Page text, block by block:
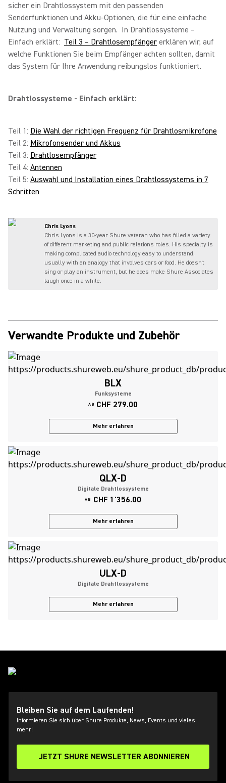
sicher ein Drahtlossystem mit den passenden
Senderfunktionen und Akku-Optionen, die für eine einfache
Nutzung und Verwaltung sorgen. In Drahtlossysteme –
Einfach erklärt: Teil 3 – Drahtlosempfänger erklären wir, auf
welche Funktionen Sie beim Empfänger achten sollten, damit
das System für Ihre Anwendung reibungslos funktioniert.
Drahtlossysteme - Einfach erklärt:
Teil 1: Die Wahl der richtigen Frequenz für Drahtlosmikrofone
Teil 2: Mikrofonsender und Akkus
Teil 3: Drahtlosempfänger
Teil 4: Antennen
Teil 5: Auswahl und Installation eines Drahtlossystems in 7
Schritten
Chris Lyons
Chris Lyons is a 30-year Shure veteran who has filled a variety
of different marketing and public relations roles. His specialty is
making complicated audio technology easy to understand,
usually with an analogy that involves cars or food. He doesn't
sing or play an instrument, but he does make Shure Associates
laugh once in a while.
Verwandte Produkte und Zubehör
BLX
Funksysteme
AB CHF 279.00
Mehr erfahren
QLX-D
Digitale Drahtlossysteme
AB CHF 1'356.00
Mehr erfahren
ULX-D
Digitale Drahtlossysteme
Mehr erfahren
Bleiben Sie auf dem Laufenden!
Informieren Sie sich über Shure Produkte, News, Events und vieles
mehr!
JETZT SHURE NEWSLETTER ABONNIEREN